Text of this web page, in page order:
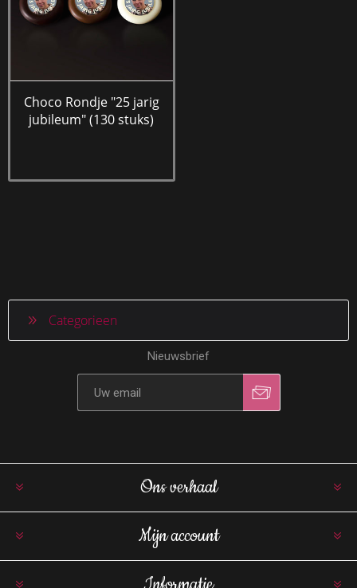
Choco Rondje "25 jarig
jubileum" (130 stuks)
Categorieen
Nieuwsbrief
Ons verhaal
Mijn account